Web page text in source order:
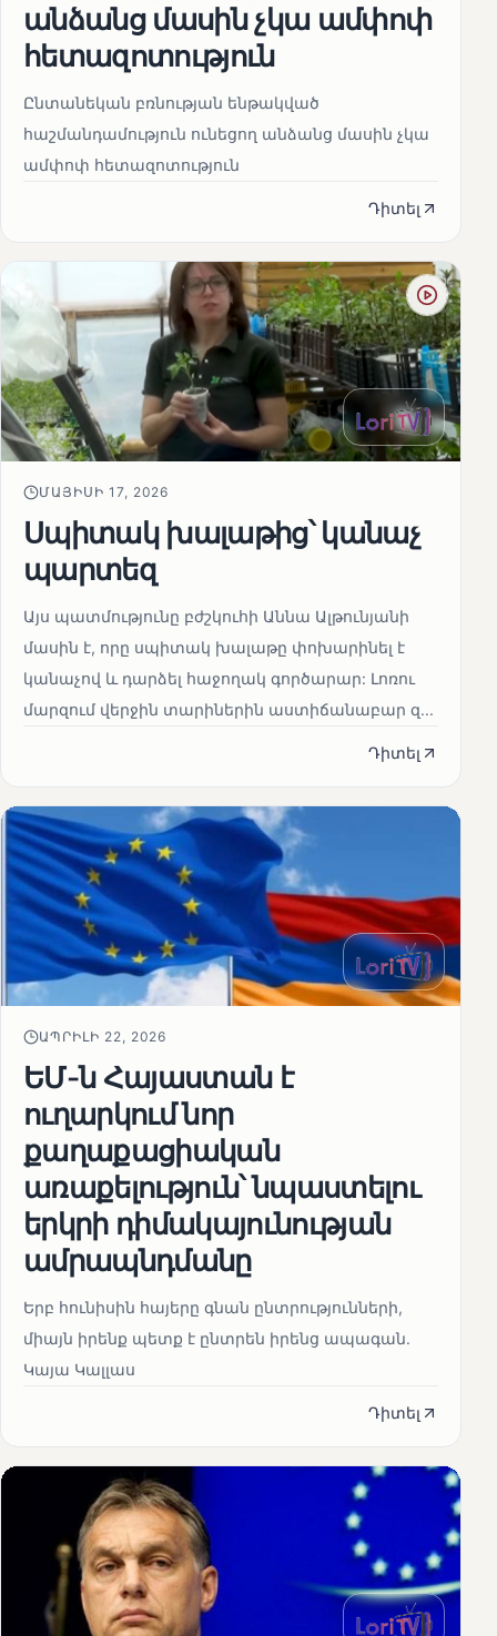
անձանց մասին չկա ամփոփ
հետազոտություն
Ընտանեկան բռնության ենթակված
հաշմանդամություն ունեցող անձանց մասին չկա
ամփոփ հետազոտություն
Դիտել
ՄԱՅԻՍԻ 17, 2026
Սպիտակ խալաթից՝ կանաչ
պարտեզ
Այս պատմությունը բժշկուհի Աննա Ալթունյանի
մասին է, որը սպիտակ խալաթը փոխարինել է
կանաչով և դարձել հաջողակ գործարար: Լոռու
մարզում վերջին տարիներին աստիճանաբար զ...
Դիտել
ԱՊՐԻԼԻ 22, 2026
ԵՄ-ն Հայաստան է
ուղարկում նոր
քաղաքացիական
առաքելություն՝ նպաստելու
երկրի դիմակայունության
ամրապնդմանը
Երբ հունիսին հայերը գնան ընտրությունների,
միայն իրենք պետք է ընտրեն իրենց ապագան.
Կայա Կալլաս
Դիտել